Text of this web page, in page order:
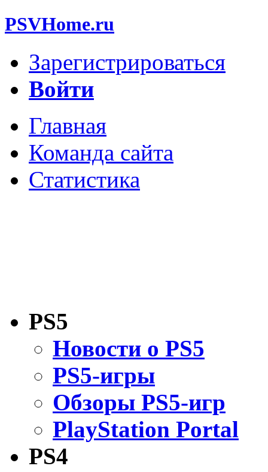
PSVHome.ru
Зарегистрироваться
Войти
Главная
Команда сайта
Статистика
PS5
Новости о PS5
PS5-игры
Обзоры PS5-игр
PlayStation Portal
PS4